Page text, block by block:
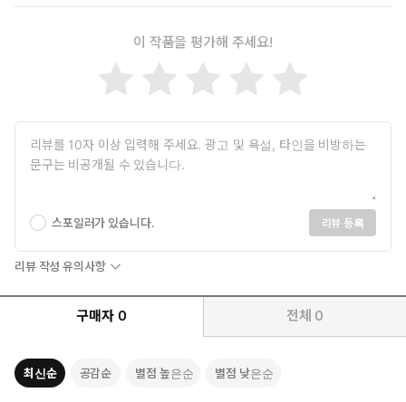
이 작품을 평가해 주세요!
스포일러가 있습니다. 리뷰 등록
리뷰 작성 유의사항
구매자 0 전체 0
최신순 공감순 별점 높은순 별점 낮은순